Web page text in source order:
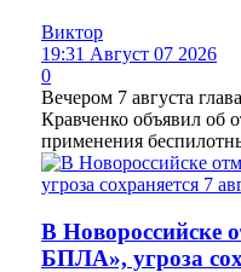
Виктор
19:31 Август 07 2026
0
Вечером 7 августа
Кравченко объявил об
применения
В Новороссийске
БПЛА», угроза